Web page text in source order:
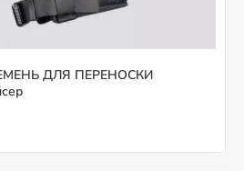
РЕМЕНЬ ДЛЯ ПЕРЕНОСКИ